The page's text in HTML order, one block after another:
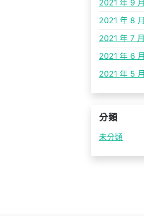
2021 年 9 月
2021 年 8 月
2021 年 7 月
2021 年 6 月
2021 年 5 月
分類
未分類